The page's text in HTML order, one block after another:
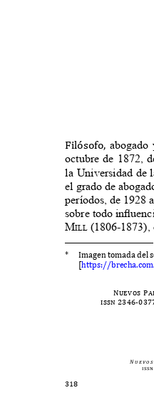
Filósofo,
octubre de 1872,
la Universidad de
el grado de
períodos, de 1928
sobre todo
Mill (1806-1873),
* Imagen tomada del
[https://brecha.com.
Nuevos
issn 2346-
N u e v o s
issn
318